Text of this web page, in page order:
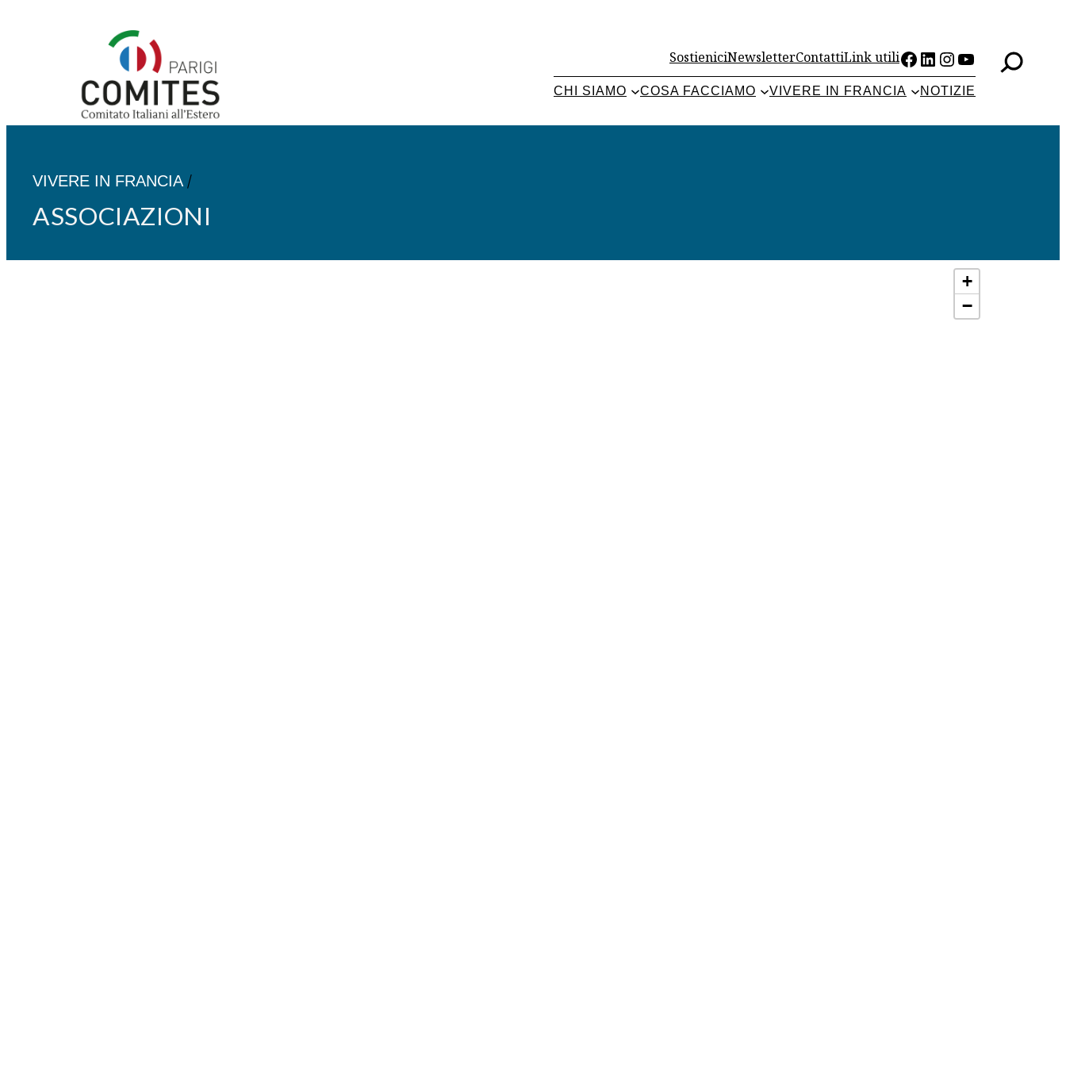
SostieniciNewsletterContattiLink utiliFacebook
LinkedIn
Instagram
YouTube
CHI SIAMO COSA FACCIAMO VIVERE IN FRANCIA NOTIZIE
VIVERE IN FRANCIA/
ASSOCIAZIONI
+
−